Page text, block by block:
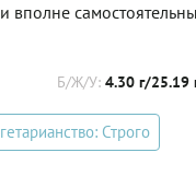
вполне
Б/Ж/У: 4.30 г/25.19
Строго